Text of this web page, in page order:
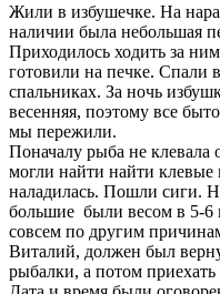
Жили в избушечке. На
наличии была небольшая
Приходилось ходить за
готовили на печке. Спали
спальниках. За ночь
весенняя, поэтому все
мы пережили.
Поначалу рыба не клевала
могли найти найти клевые
наладилась. Пошли сиги.
большие были весом в 5-6
совсем по другим
Виталий, должен был
рыбалки, а потом приехать